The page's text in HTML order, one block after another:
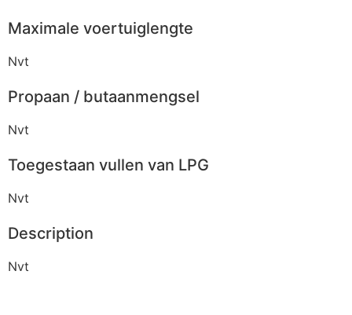
Maximale voertuiglengte
Nvt
Propaan / butaanmengsel
Nvt
Toegestaan vullen van LPG
Nvt
Description
Nvt